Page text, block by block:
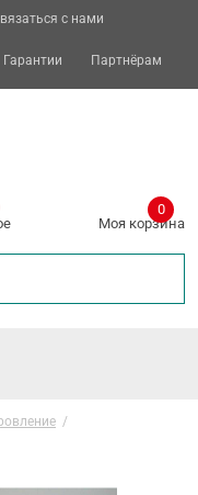
с нами
Гарантии
Партнёрам
Моя корзина
0
/